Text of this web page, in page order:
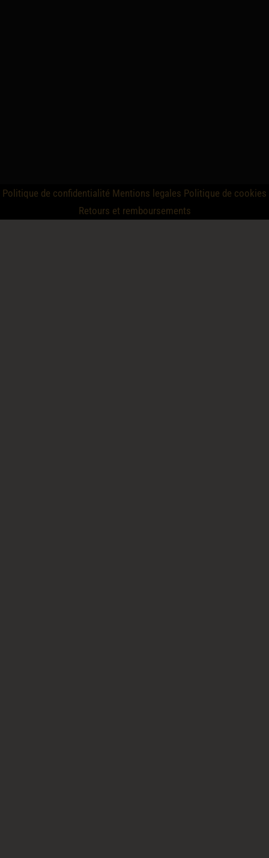
Politique de confidentialité Mentions legales Politique de cookies
Retours et remboursements